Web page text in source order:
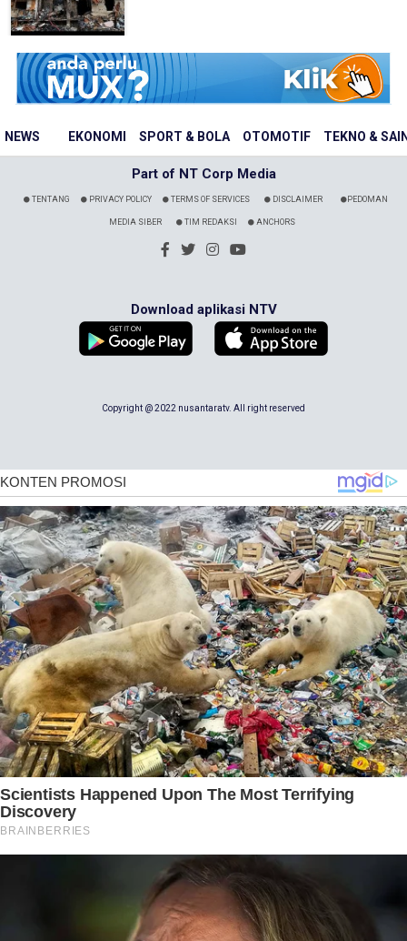
NEWS EKONOMI SPORT & BOLA OTOMOTIF TEKNO &
Part of NT Corp Media
TENTANG PRIVACY POLICY TERMS OF SERVICES DISCLAIMER PEDOMAN
MEDIA SIBER TIM REDAKSI ANCHORS
Download aplikasi NTV
Copyright @ 2022 nusantaratv. All right reserved